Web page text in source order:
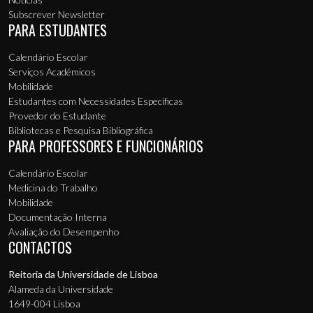
Subscrever Newsletter
PARA ESTUDANTES
Calendário Escolar
Serviços Académicos
Mobilidade
Estudantes com Necessidades Específicas
Provedor do Estudante
Bibliotecas e Pesquisa Bibliográfica
PARA PROFESSORES E FUNCIONÁRIOS
Calendário Escolar
Medicina do Trabalho
Mobilidade
Documentação Interna
Avaliação do Desempenho
CONTACTOS
Reitoria da Universidade de Lisboa
Alameda da Universidade
1649-004 Lisboa